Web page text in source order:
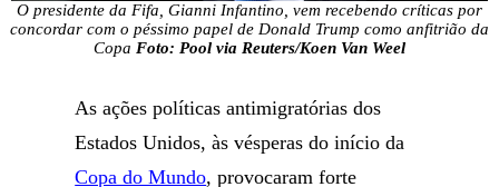
O presidente da Fifa, Gianni Infantino, vem recebendo críticas por
concordar com o péssimo papel de Donald Trump como anfitrião da
Copa Foto: Pool via Reuters/Koen Van Weel
As ações políticas antimigratórias dos
Estados Unidos, às vésperas do início da
Copa do Mundo, provocaram forte